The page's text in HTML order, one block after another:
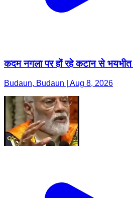
कदम नगला पर हों रहे कटान से भयभीत
Budaun, Budaun | Aug 8, 2026